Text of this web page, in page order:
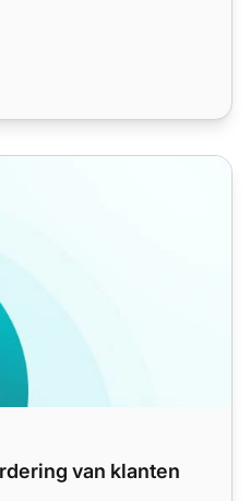
klanten
van klanten